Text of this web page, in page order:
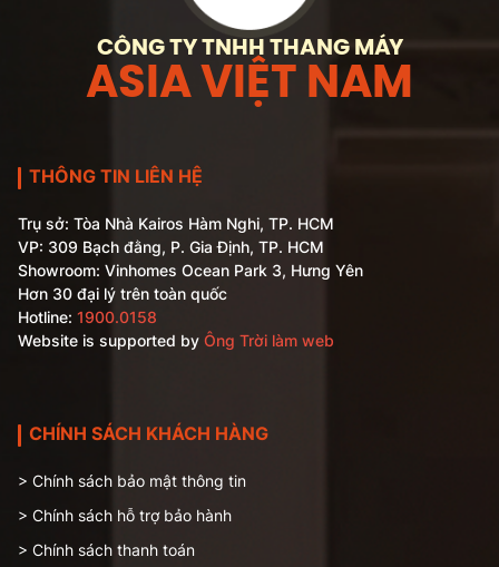
CÔNG TY TNHH THANG MÁY
ASIA VIỆT NAM
THÔNG TIN LIÊN HỆ
Trụ sở: Tòa Nhà Kairos Hàm Nghi, TP. HCM
VP: 309 Bạch đằng, P. Gia Định, TP. HCM
Showroom: Vinhomes Ocean Park 3, Hưng Yên
Hơn 30 đại lý trên toàn quốc
Hotline: 1900.0158
Website is supported by Ông Trời làm web
CHÍNH SÁCH KHÁCH HÀNG
> Chính sách bảo mật thông tin
> Chính sách hỗ trợ bảo hành
> Chính sách thanh toán